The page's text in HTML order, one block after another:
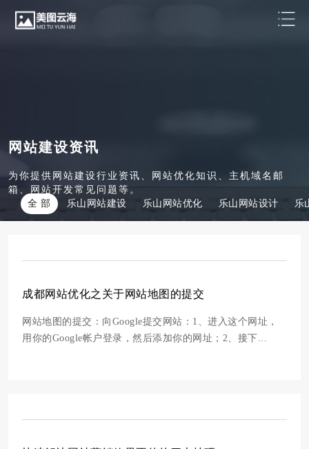
网站建设资讯
为你提供网站建设行业资讯、网站优化知识、主机域名邮
箱、网站开发常见问题等。
全 部
乐山网站建设 乐山网站优化 乐山网站设计 乐
成都网站优化之关于网站地图的提交
网站地图的提交：向Google提交网站：1、进入这个网址，
用你的Google帐户登录，然后添加你的网址；2、接下...